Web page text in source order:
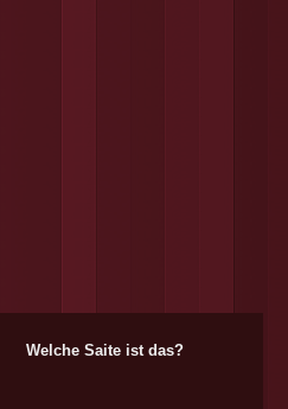
Welche Saite ist das?